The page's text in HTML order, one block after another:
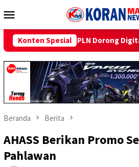
ke
Mobile
Konten Spesial
Digitalisasi Pendidikan di SMP
Beranda Berita
AHASS Berikan Promo
Pahlawan